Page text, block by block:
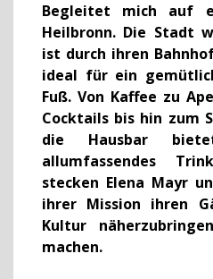
Begleitet mich auf
Heilbronn. Die Stadt
ist durch ihren
ideal für ein
Fuß. Von Kaffee zu
Cocktails bis hin zum
die Hausbar
allumfassendes
stecken Elena Mayr
ihrer Mission ihren
Kultur
machen.